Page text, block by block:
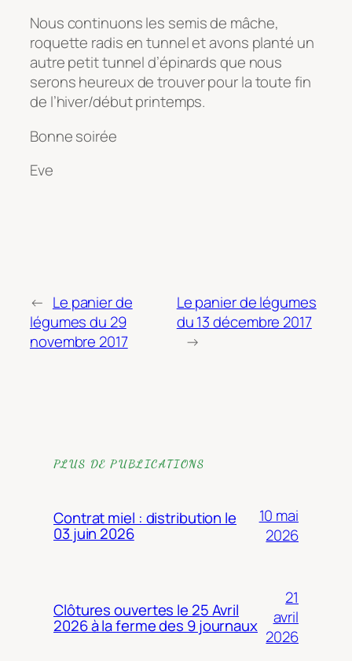
Nous continuons les semis de mâche,
roquette radis en tunnel et avons planté un
autre petit tunnel d’épinards que nous
serons heureux de trouver pour la toute fin
de l’hiver/début printemps.
Bonne soirée
Eve
← Le panier de
légumes du 29
novembre 2017
Le panier de légumes
du 13 décembre 2017
→
PLUS DE PUBLICATIONS
Contrat miel : distribution le
03 juin 2026
10 mai
2026
Clôtures ouvertes le 25 Avril
2026 à la ferme des 9 journaux
21
avril
2026